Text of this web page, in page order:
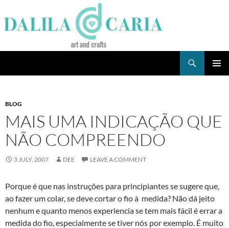
to
content
BLOG
MAIS UMA INDICAÇÃO QUE
NÃO COMPREENDO
3 JULY, 2007 DEE LEAVE A COMMENT
Porque é que nas instruções para principiantes se sugere que,
ao fazer um colar, se deve cortar o fio à medida? Não dá jeito
nenhum e quanto menos experiencia se tem mais fácil é errar a
medida do fio, especialmente se tiver nós por exemplo. É muito